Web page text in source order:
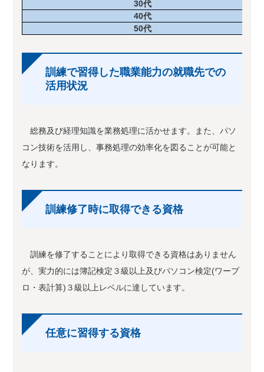
30代
40代
50代
訓練で習得した職業能力の就職先での
活用状況
総務及び経理知識を業務処理に活かせます。また、パソ
コン技術を活用し、事務処理の効率化を図ることが可能と
なります。
訓練修了時に取得できる資格
訓練を修了することにより取得できる資格はありません
が、実力的には簿記検定３級以上及びパソコン検定(ワープ
ロ・表計算)３級以上レベルに達しています。
任意に習得する資格